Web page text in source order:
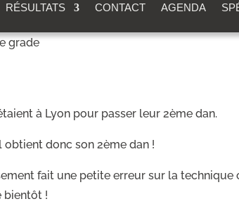
RÉSULTATS CONTACT AGENDA
grade
à Lyon pour passer leur 2ème dan.
obtient donc son 2ème dan !
fait une petite erreur sur la
bientôt !